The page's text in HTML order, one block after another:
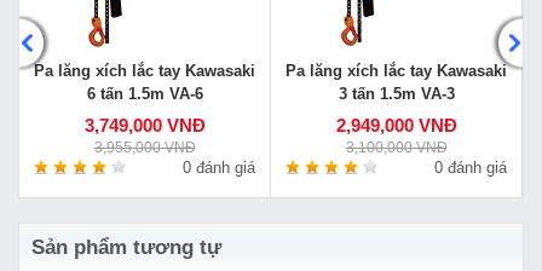
Pa lăng xích lắc tay Kawasaki
6 tấn 1.5m VA-6
3,749,000 VNĐ
3,955,000 VNĐ
0 đánh giá
Pa lăng xích lắc tay Kawasaki
3 tấn 1.5m VA-3
2,949,000 VNĐ
3,100,000 VNĐ
0 đánh giá
Sản phẩm tương tự